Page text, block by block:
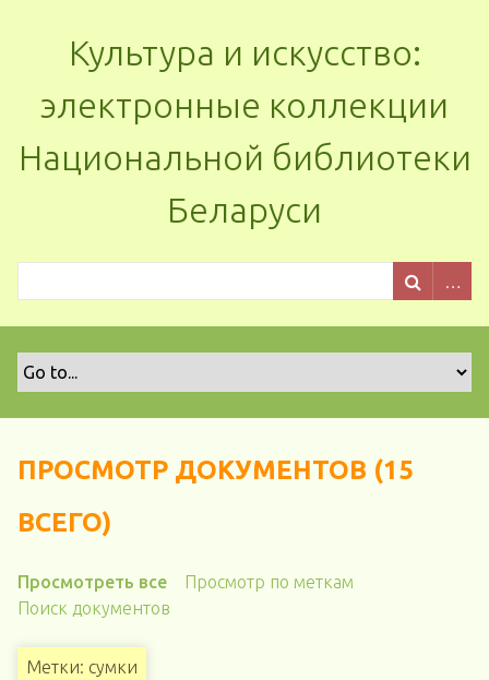
Культура и искусство:
электронные коллекции
Национальной библиотеки
Беларуси
ПРОСМОТР ДОКУМЕНТОВ (15
ВСЕГО)
Просмотреть все
Просмотр по меткам
Поиск документов
Метки: сумки